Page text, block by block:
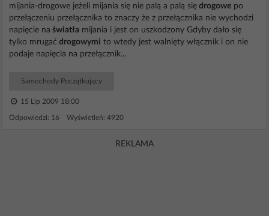
mijania-drogowe jeżeli mijania się nie palą a palą się drogowe po
przełączeniu przełącznika to znaczy że z przełącznika nie wychodzi
napięcie na światła mijania i jest on uszkodzony Gdyby dało się
tylko mrugać drogowymi to wtedy jest walnięty włącznik i on nie
podaje napięcia na przełącznik...
Samochody Początkujący
15 Lip 2009 18:00
Odpowiedzi: 16 Wyświetleń: 4920
REKLAMA